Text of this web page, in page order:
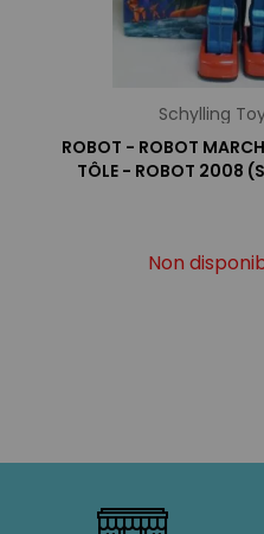
Schylling
ROBOT - ROBOT
TÔLE - ROBOT 2008
Non